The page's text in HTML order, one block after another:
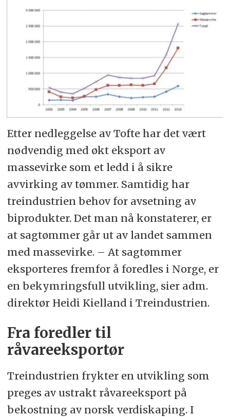
Etter nedleggelse av Tofte har det vært
nødvendig med økt eksport av
massevirke som et ledd i å sikre
avvirking av tømmer. Samtidig har
treindustrien behov for avsetning av
biprodukter. Det man nå konstaterer, er
at sagtømmer går ut av landet sammen
med massevirke. – At sagtømmer
eksporteres fremfor å foredles i Norge, er
en bekymringsfull utvikling, sier adm.
direktør Heidi Kielland i Treindustrien.
Fra foredler til
råvareeksportør
Treindustrien frykter en utvikling som
preges av ustrakt råvareeksport på
bekostning av norsk verdiskaping. I